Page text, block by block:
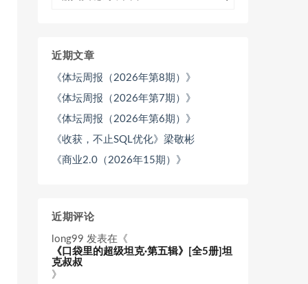
近期文章
《体坛周报（2026年第8期）》
《体坛周报（2026年第7期）》
《体坛周报（2026年第6期）》
《收获，不止SQL优化》梁敬彬
《商业2.0（2026年15期）》
近期评论
long99 发表在《
《口袋里的超级坦克·第五辑》[全5册]坦
克叔叔
》